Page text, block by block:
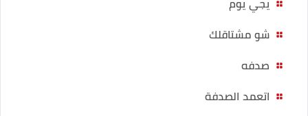
يجي يوم
شو مشتاقلك
صدفه
اتعمد الصدفة